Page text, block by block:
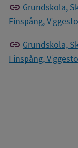
link Grundskola,
Finspång,
link Grundskola,
Finspång,